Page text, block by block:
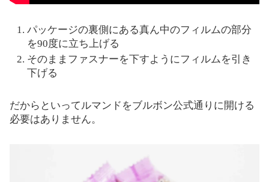
パッケージの裏側にある真ん中のフィルムの部分
を90度に立ち上げる
そのままファスナーを下すようにフィルムを引き
下げる
だからといってルマンドをブルボン公式通りに開ける
必要はありません。